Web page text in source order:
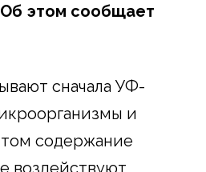
этом сообщает
сначала УФ-
и
содержание
воздействуют